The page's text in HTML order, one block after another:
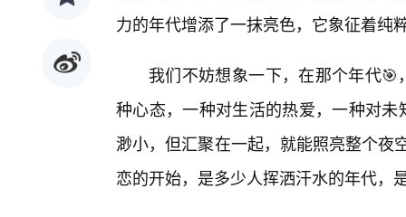
力的年代增添了一抹亮色，它象征着纯
我们不妨想象一下，在那个年代🎯
种心态，一种对生活的热爱，一种对
渺小，但汇聚在一起，就能照亮整个夜
恋的开始，是多少人挥洒汗水的年代，